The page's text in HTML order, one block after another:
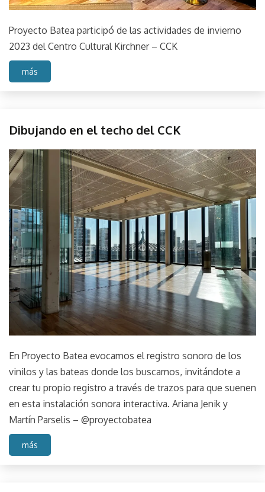
Proyecto Batea participó de las actividades de invierno
2023 del Centro Cultural Kirchner – CCK
más
CCK
Centro
Cultural
Kirchner
Instalación
objeto
Sonido
Taller
Dibujando en el techo del CCK
July
17,
2023
parselis
En Proyecto Batea evocamos el registro sonoro de los
vinilos y las bateas donde los buscamos, invitándote a
crear tu propio registro a través de trazos para que suenen
en esta instalación sonora interactiva. Ariana Jenik y
Martín Parselis – @proyectobatea
más